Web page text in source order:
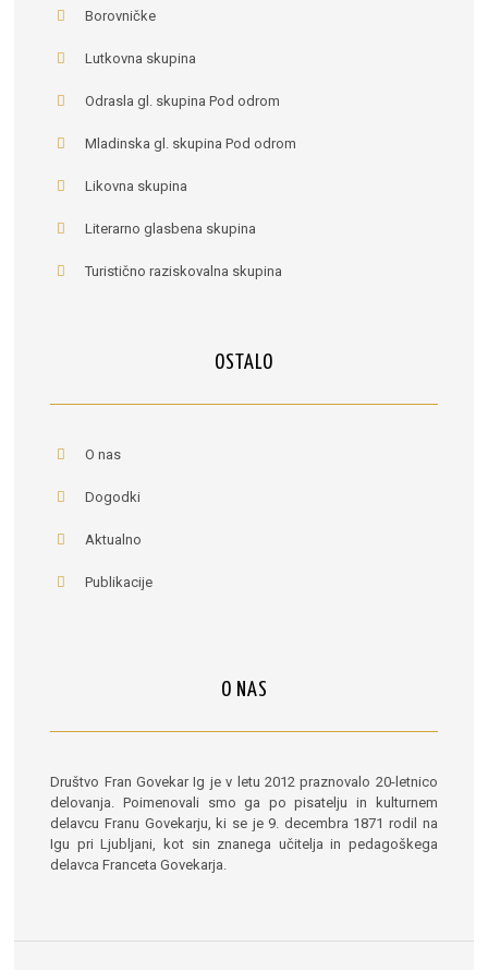
Borovničke
Lutkovna skupina
Odrasla gl. skupina Pod odrom
Mladinska gl. skupina Pod odrom
Likovna skupina
Literarno glasbena skupina
Turistično raziskovalna skupina
OSTALO
O nas
Dogodki
Aktualno
Publikacije
O NAS
Društvo Fran Govekar Ig je v letu 2012 praznovalo 20-letnico
delovanja. Poimenovali smo ga po pisatelju in kulturnem
delavcu Franu Govekarju, ki se je 9. decembra 1871 rodil na
Igu pri Ljubljani, kot sin znanega učitelja in pedagoškega
delavca Franceta Govekarja.